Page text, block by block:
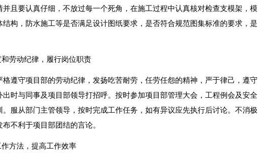
且要认真仔细，不放过每一个死角，在施工过程中认真核对检查支模架，模
构，防水施工等是否满足设计图纸要求，是否符合规范图集标准的要求，是
劳动纪律，履行岗位职责
遵守项目部的劳动纪律，发扬吃苦耐劳，任劳任怨的精神，严于律己，遵守
时与同事及项目部领导打招呼。按时参加项目部管理大会，工程例会及安全
服从部门主管领导，按时完成工作任务，如有异议应先执行后讨论。不消极
不利于项目部团结的言论。
方法，提高工作效率